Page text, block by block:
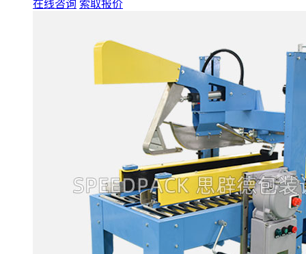
在线咨询 索取报价